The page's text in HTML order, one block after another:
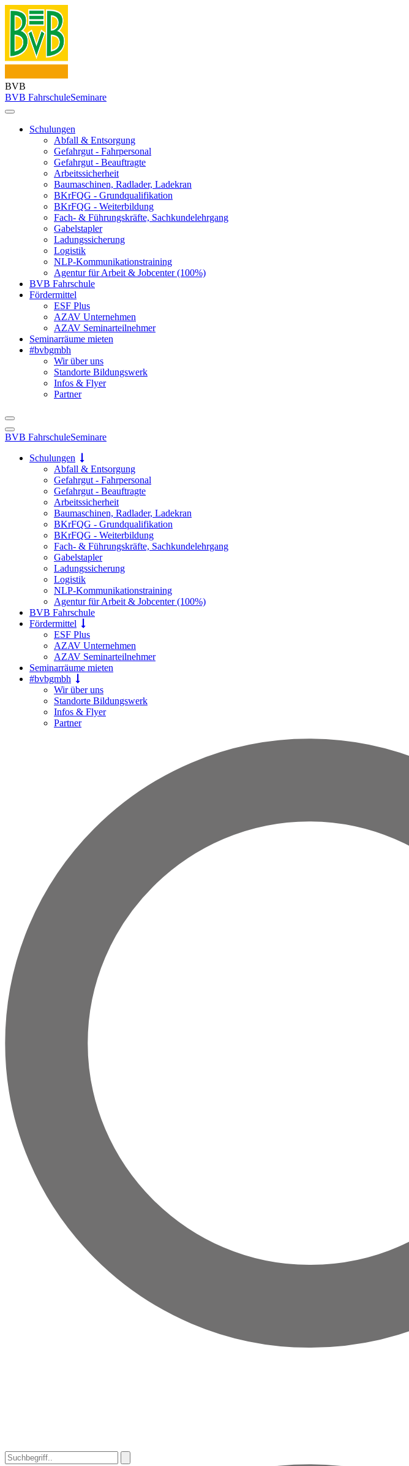
BVB
BVB FahrschuleSeminare
Schulungen
Abfall & Entsorgung
Gefahrgut - Fahrpersonal
Gefahrgut - Beauftragte
Arbeitssicherheit
Baumaschinen, Radlader, Ladekran
BKrFQG - Grundqualifikation
BKrFQG - Weiterbildung
Fach- & Führungskräfte, Sachkundelehrgang
Gabelstapler
Ladungssicherung
Logistik
NLP-Kommunikationstraining
Agentur für Arbeit & Jobcenter (100%)
BVB Fahrschule
Fördermittel
ESF Plus
AZAV Unternehmen
AZAV Seminarteilnehmer
Seminarräume mieten
#bvbgmbh
Wir über uns
Standorte Bildungswerk
Infos & Flyer
Partner
BVB FahrschuleSeminare
Schulungen
Abfall & Entsorgung
Gefahrgut - Fahrpersonal
Gefahrgut - Beauftragte
Arbeitssicherheit
Baumaschinen, Radlader, Ladekran
BKrFQG - Grundqualifikation
BKrFQG - Weiterbildung
Fach- & Führungskräfte, Sachkundelehrgang
Gabelstapler
Ladungssicherung
Logistik
NLP-Kommunikationstraining
Agentur für Arbeit & Jobcenter (100%)
BVB Fahrschule
Fördermittel
ESF Plus
AZAV Unternehmen
AZAV Seminarteilnehmer
Seminarräume mieten
#bvbgmbh
Wir über uns
Standorte Bildungswerk
Infos & Flyer
Partner